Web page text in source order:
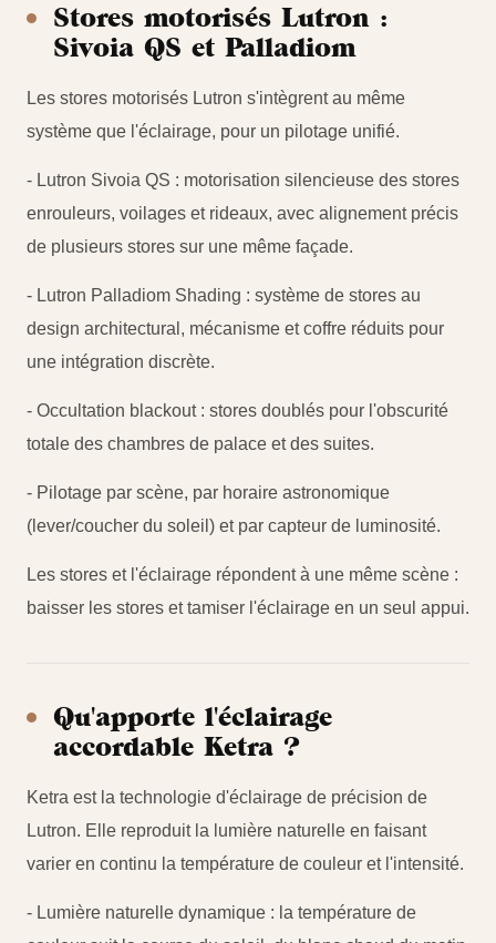
Stores motorisés Lutron :
Sivoia QS et Palladiom
Les stores motorisés Lutron s'intègrent au même
système que l'éclairage, pour un pilotage unifié.
- Lutron Sivoia QS : motorisation silencieuse des stores
enrouleurs, voilages et rideaux, avec alignement précis
de plusieurs stores sur une même façade.
- Lutron Palladiom Shading : système de stores au
design architectural, mécanisme et coffre réduits pour
une intégration discrète.
- Occultation blackout : stores doublés pour l'obscurité
totale des chambres de palace et des suites.
- Pilotage par scène, par horaire astronomique
(lever/coucher du soleil) et par capteur de luminosité.
Les stores et l'éclairage répondent à une même scène :
baisser les stores et tamiser l'éclairage en un seul appui.
Qu'apporte l'éclairage
accordable Ketra ?
Ketra est la technologie d'éclairage de précision de
Lutron. Elle reproduit la lumière naturelle en faisant
varier en continu la température de couleur et l'intensité.
- Lumière naturelle dynamique : la température de